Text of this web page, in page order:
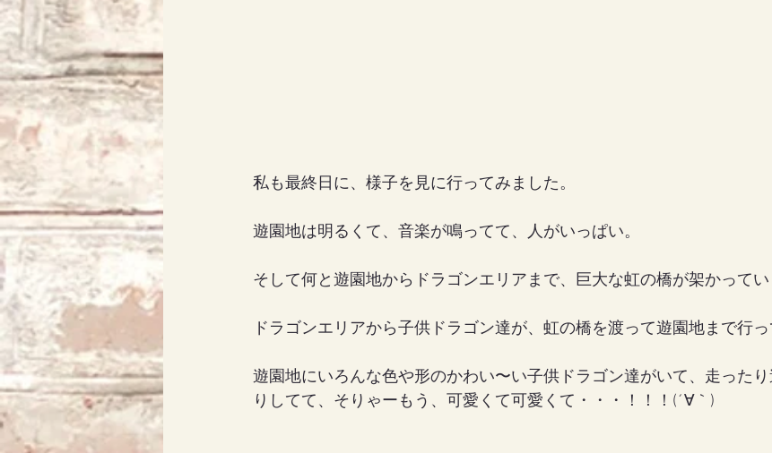
私も最終日に、様子を見に行ってみました。
遊園地は明るくて、音楽が鳴ってて、人がいっぱい。
そして何と遊園地からドラゴンエリアまで、巨大な虹の橋が架かって
ドラゴンエリアから子供ドラゴン達が、虹の橋を渡って遊園地まで行っ
遊園地にいろんな色や形のかわい〜い子供ドラゴン達がいて、走った
りしてて、そりゃーもう、可愛くて可愛くて・・・！！！(´∀｀)